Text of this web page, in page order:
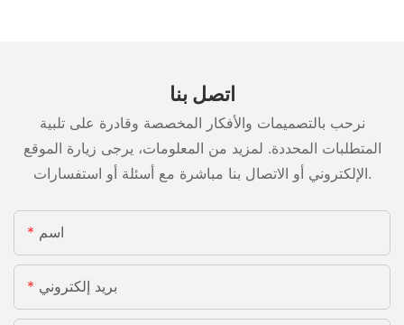
اتصل بنا
نرحب بالتصميمات والأفكار المخصصة وقادرة على تلبية
المتطلبات المحددة. لمزيد من المعلومات، يرجى زيارة الموقع
الإلكتروني أو الاتصال بنا مباشرة مع أسئلة أو استفسارات.
اسم
بريد إلكتروني